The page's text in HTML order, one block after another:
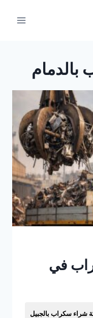
في
شراء سكراب بالجبيل